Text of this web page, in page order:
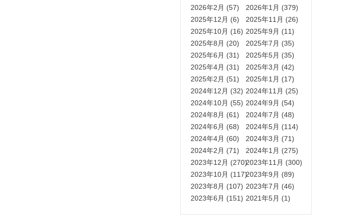
2026年2月 (57)
2026年1月 (379)
2025年12月 (6)
2025年11月 (26)
2025年10月 (16) 2025年9月 (11)
2025年8月 (20)
2025年7月 (35)
2025年6月 (31)
2025年5月 (35)
2025年4月 (31)
2025年3月 (42)
2025年2月 (51)
2025年1月 (17)
2024年12月 (32) 2024年11月 (25)
2024年10月 (55) 2024年9月 (54)
2024年8月 (61)
2024年7月 (48)
2024年6月 (68)
2024年5月 (114)
2024年4月 (60)
2024年3月 (71)
2024年2月 (71)
2024年1月 (275)
2023年12月 (270)2023年11月 (300)
2023年10月 (117)2023年9月 (89)
2023年8月 (107) 2023年7月 (46)
2023年6月 (151) 2021年5月 (1)